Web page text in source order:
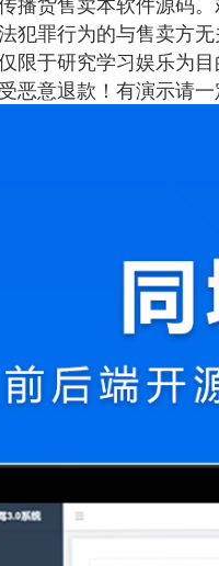
犯罪行为的与售卖方
限于研究学习娱乐为
恶意退款！有演示请